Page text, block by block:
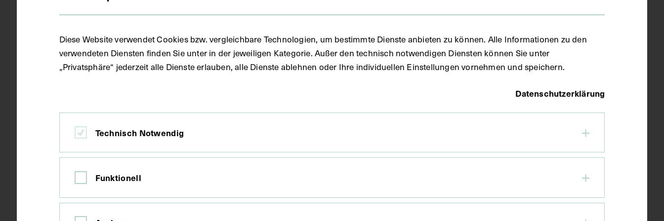
Wien
Material Karton
Technik Druck
Maße
Bildmaß 26,1 x 18,5 cm
Diese Website verwendet Cookies bzw. vergleichbare Technologien, um bestimmte Dienste anbieten zu können. Alle Informationen zu den
verwendeten Diensten finden Sie unter in der jeweiligen Kategorie. Außer den technisch notwendigen Diensten können Sie unter
„Privatsphäre“ jederzeit alle Dienste erlauben, alle Dienste ablehnen oder Ihre individuellen Einstellungen vornehmen und speichern.
Datenschutzerklärung
Technisch Notwendig
Funktionell